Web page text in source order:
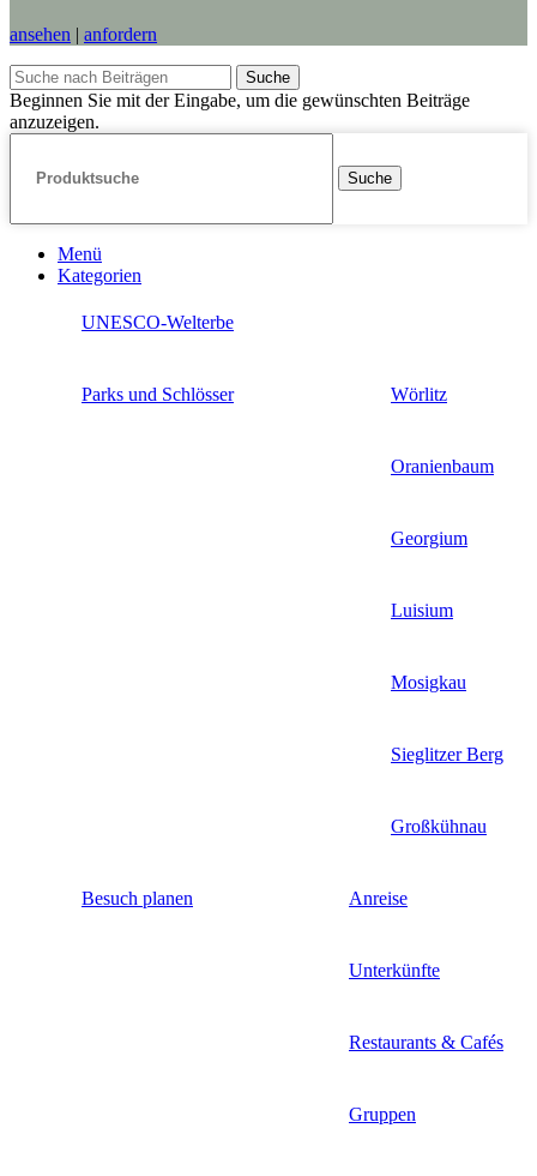
ansehen | anfordern
Suche
Beginnen Sie mit der Eingabe, um die gewünschten Beiträge
anzuzeigen.
Suche
Menü
Kategorien
UNESCO-Welterbe
Parks und Schlösser Wörlitz
Oranienbaum
Georgium
Luisium
Mosigkau
Sieglitzer Berg
Großkühnau
Besuch planen Anreise
Unterkünfte
Restaurants & Cafés
Gruppen